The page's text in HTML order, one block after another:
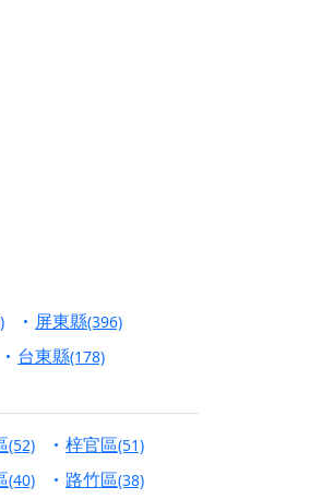
前，祈福納祥、慎
思念，也是為家人祈
與家人累積福德、種
屏東縣(396)
台東縣(178)
(52) 梓官區(51)
(40) 路竹區(38)